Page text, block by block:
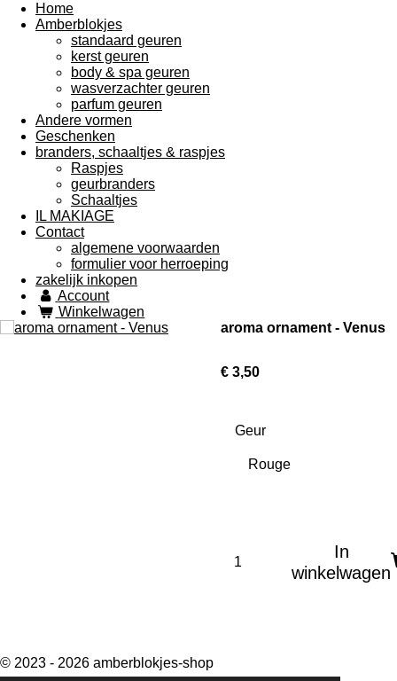
Home
Amberblokjes
standaard geuren
kerst geuren
body & spa geuren
wasverzachter geuren
parfum geuren
Andere vormen
Geschenken
branders, schaaltjes & raspjes
Raspjes
geurbranders
Schaaltjes
IL MAKIAGE
Contact
algemene voorwaarden
formulier voor herroeping
zakelijk inkopen
Account
Winkelwagen
aroma ornament - Venus
€ 3,50
Geur
In
winkelwagen
© 2023 - 2026 amberblokjes-shop